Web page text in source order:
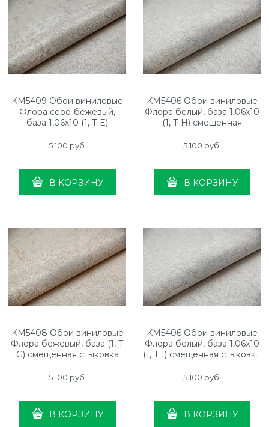
KM5409 Обои виниловые
Флора серо-бежевый,
база 1,06х10 (1, Т E)
5 100 руб.
В КОРЗИНУ
KM5406 Обои виниловые
Флора белый, база 1,06х10
(1, Т H) смещенная
5 100 руб.
В КОРЗИНУ
KM5408 Обои виниловые
Флора бежевый, база (1, Т
G) смещенная стыковка
5 100 руб.
В КОРЗИНУ
KM5406 Обои виниловые
Флора белый, база 1,06х10
(1, Т I) смещенная стыковка
5 100 руб.
В КОРЗИНУ